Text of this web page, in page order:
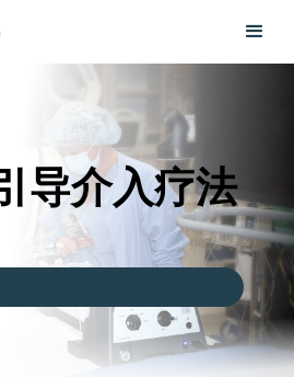
导介入疗法